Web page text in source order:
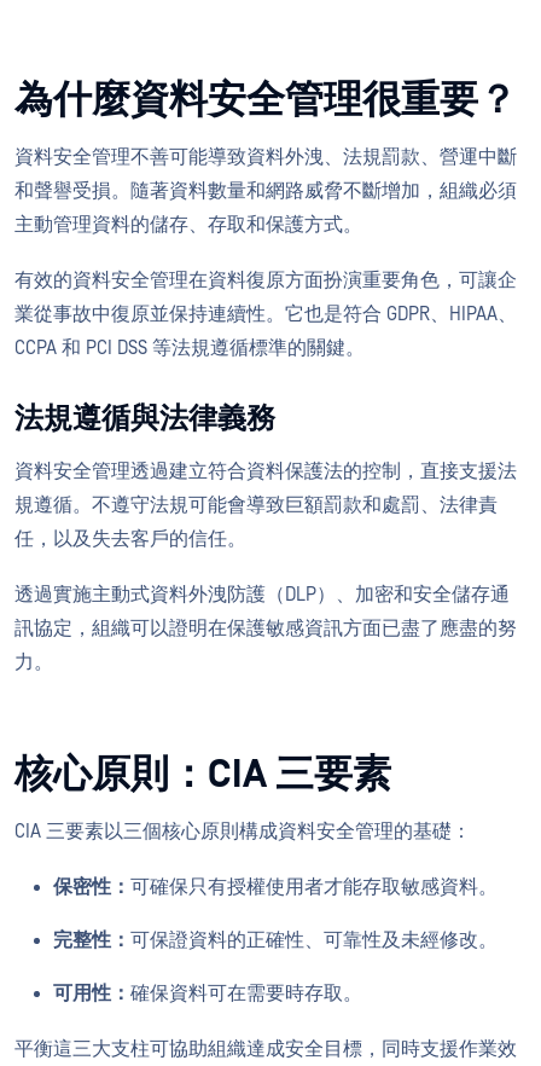
為什麼資料安全管理很重要？
資料安全管理不善可能導致資料外洩、法規罰款、營運中斷
和聲譽受損。隨著資料數量和網路威脅不斷增加，組織必須
主動管理資料的儲存、存取和保護方式。
有效的資料安全管理在資料復原方面扮演重要角色，可讓企
業從事故中復原並保持連續性。它也是符合 GDPR、HIPAA、
CCPA 和 PCI DSS 等法規遵循標準的關鍵。
法規遵循與法律義務
資料安全管理透過建立符合資料保護法的控制，直接支援法
規遵循。不遵守法規可能會導致巨額罰款和處罰、法律責
任，以及失去客戶的信任。
透過實施主動式資料外洩防護（DLP）、加密和安全儲存通
訊協定，組織可以證明在保護敏感資訊方面已盡了應盡的努
力。
核心原則：CIA 三要素
CIA 三要素以三個核心原則構成資料安全管理的基礎：
保密性： 可確保只有授權使用者才能存取敏感資料。
完整性： 可保證資料的正確性、可靠性及未經修改。
可用性： 確保資料可在需要時存取。
平衡這三大支柱可協助組織達成安全目標，同時支援作業效